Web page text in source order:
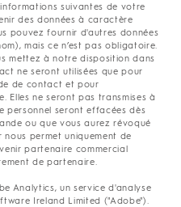
suivantes de votre
des données à caractère
pouvez fournir d'autres données
mais ce n’est pas obligatoire.
mettez à notre disposition dans
ne seront utilisées que pour
de contact et pour
Elles ne seront pas transmises à
personnel seront effacées dès
ou que vous aurez révoqué
permet uniquement de
partenaire commercial
de partenaire.
Analytics, un service d'analyse
Ireland Limited ("Adobe").